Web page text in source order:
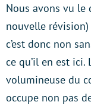
Nous avons vu le
nouvelle
c’est donc non
ce qu’il en est ici.
volumineuse du
occupe non pas